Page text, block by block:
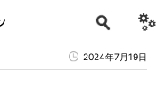
2024年7月19日